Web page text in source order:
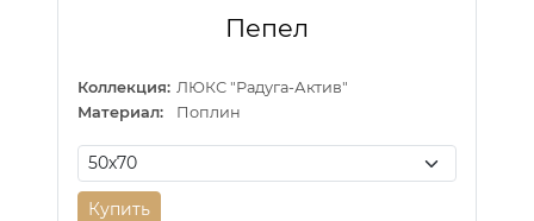
Пепел
Коллекция: ЛЮКС "Радуга-Актив"
Материал:
Поплин
Купить